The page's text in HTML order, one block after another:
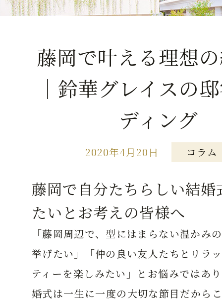
藤岡で叶える理想
｜鈴華グレイスの
ディング
2020年4月20日 コラム
藤岡で自分たちらしい結婚
たいとお考えの皆様へ
「藤岡周辺で、型にはまらない温かみ
挙げたい」「仲の良い友人たちとリラ
ティーを楽しみたい」とお悩みではあ
婚式は一生に一度の大切な節目だから